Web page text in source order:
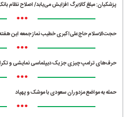
پزشکیان: مبلغ کالابرگ افزایش می‌یابد/ اصلاح نظام
•••
حجت‌الاسلام حاج‌علی‌اکبری خطیب نماز جمعه این
•••
حرف‌های ترامپ چیزی جز یک دیپلماسی نمایشی و
•••
حمله به مواضع مزدوران سعودی با موشک و پهپاد
•••